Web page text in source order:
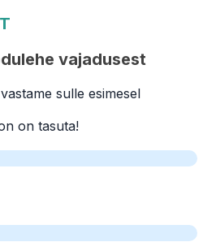
vajadusest
sulle esimesel
on tasuta!